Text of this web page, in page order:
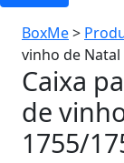
BoxMe>
vinho de Natal
Caixa
de
1755/